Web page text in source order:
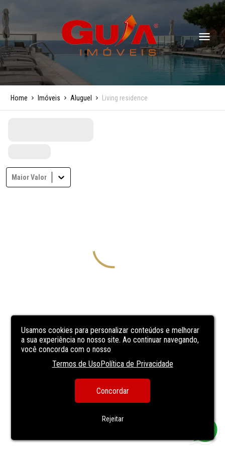
Usamos cookies para personalizar conteúdos e melhorar
a sua experiência no nosso site. Ao continuar navegando,
você concorda com o nosso
Termos de UsoPolítica de Privacidade
Concordar
Rejeitar
Home Imóveis Aluguel Living residence
Maior Valor